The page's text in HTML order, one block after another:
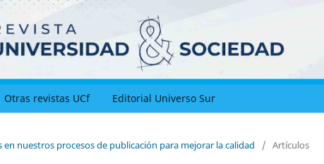
Otras revistas UCf Editorial Universo Sur
en nuestros procesos de publicación para mejorar la calidad / Artículos